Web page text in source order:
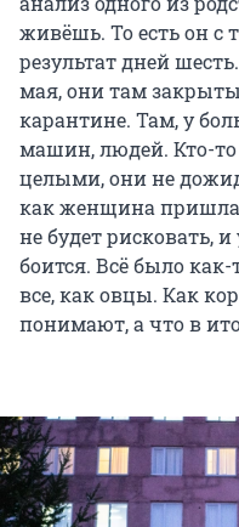
живёшь. То есть он с
результат дней
мая, они там
карантине. Там, у
машин, людей. Кто-
целыми, они не
как женщина пришла
не будет рисковать,
боится. Всё было
все, как овцы. Как
понимают, а что в